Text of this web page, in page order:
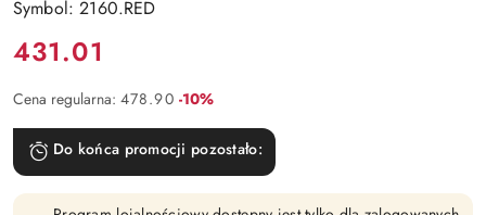
Symbol: 2160.RED
Cena:
431.01
Cena regularna: 478.90 Rabat:
-10%
Do końca promocji pozostało: